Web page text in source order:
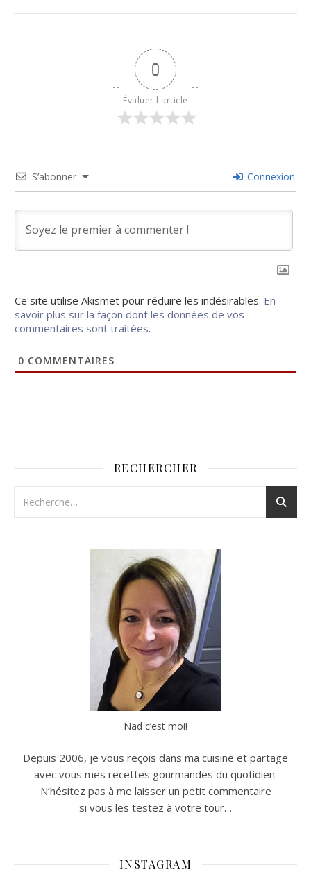
0
Évaluer l'article
S’abonner Connexion
Ce site utilise Akismet pour réduire les indésirables. En
savoir plus sur la façon dont les données de vos
commentaires sont traitées.
0 COMMENTAIRES
RECHERCHER
Nad c’est moi!
Depuis 2006, je vous reçois dans ma cuisine et partage
avec vous mes recettes gourmandes du quotidien.
N’hésitez pas à me laisser un petit commentaire
si vous les testez à votre tour…
INSTAGRAM